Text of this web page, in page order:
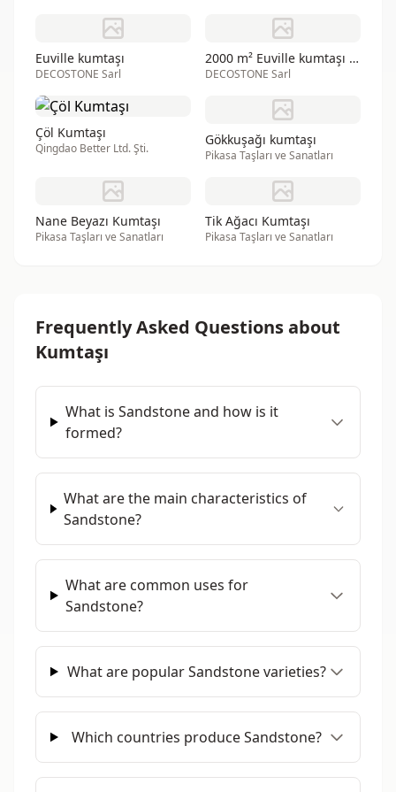
Euville kumtaşı
DECOSTONE Sarl
2000 m² Euville kumtaşı satılık
DECOSTONE Sarl
Çöl Kumtaşı
Qingdao Better Ltd. Şti.
Gökkuşağı kumtaşı
Pikasa Taşları ve Sanatları
Nane Beyazı Kumtaşı
Pikasa Taşları ve Sanatları
Tik Ağacı Kumtaşı
Pikasa Taşları ve Sanatları
Frequently Asked Questions about
Kumtaşı
What is Sandstone and how is it
formed?
What are the main characteristics of
Sandstone?
What are common uses for
Sandstone?
What are popular Sandstone varieties?
Which countries produce Sandstone?